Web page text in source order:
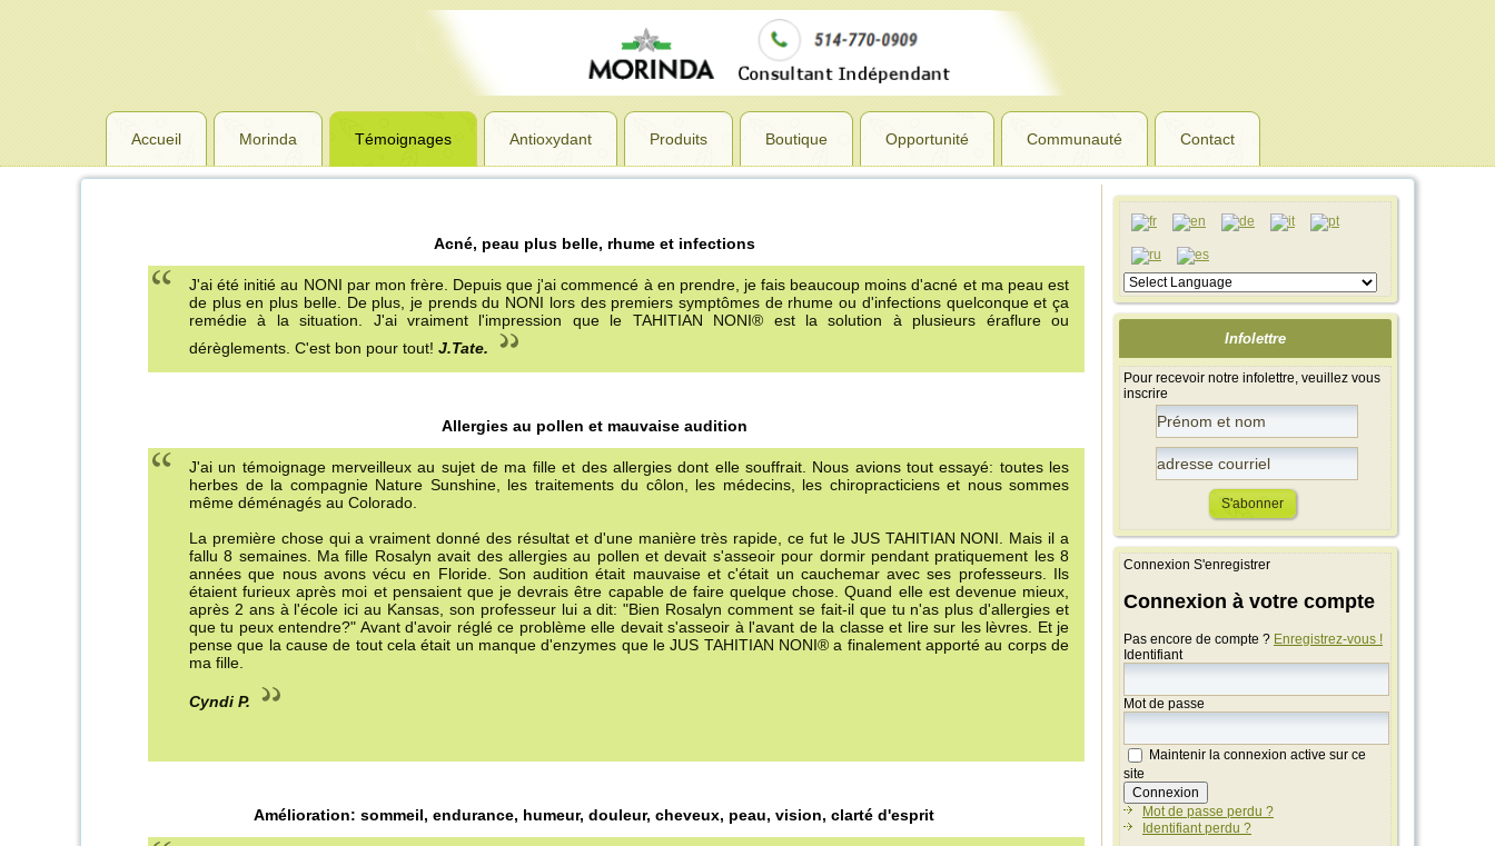
Accueil Morinda Témoignages Antioxydant Produits Boutique Opportunité Communauté Contact
Acné, peau plus belle, rhume et infections
J'ai été initié au NONI par mon frère. Depuis que j'ai commencé à en prendre, je fais beaucoup moins d'acné et ma peau est
de plus en plus belle. De plus, je prends du NONI lors des premiers symptômes de rhume ou d'infections quelconque et ça
remédie à la situation. J'ai vraiment l'impression que le TAHITIAN NONI® est la solution à plusieurs éraflure ou
dérèglements. C'est bon pour tout! J.Tate.
Allergies au pollen et mauvaise audition
J'ai un témoignage merveilleux au sujet de ma fille et des allergies dont elle souffrait. Nous avions tout essayé: toutes les
herbes de la compagnie Nature Sunshine, les traitements du côlon, les médecins, les chiropracticiens et nous sommes
même déménagés au Colorado.
La première chose qui a vraiment donné des résultat et d'une manière très rapide, ce fut le JUS TAHITIAN NONI. Mais il a
fallu 8 semaines. Ma fille Rosalyn avait des allergies au pollen et devait s'asseoir pour dormir pendant pratiquement les 8
années que nous avons vécu en Floride. Son audition était mauvaise et c'était un cauchemar avec ses professeurs. Ils
étaient furieux après moi et pensaient que je devrais être capable de faire quelque chose. Quand elle est devenue mieux,
après 2 ans à l'école ici au Kansas, son professeur lui a dit: "Bien Rosalyn comment se fait-il que tu n'as plus d'allergies et
que tu peux entendre?" Avant d'avoir réglé ce problème elle devait s'asseoir à l'avant de la classe et lire sur les lèvres. Et je
pense que la cause de tout cela était un manque d'enzymes que le JUS TAHITIAN NONI® a finalement apporté au corps de
ma fille.
Cyndi P.
Amélioration: sommeil, endurance, humeur, douleur, cheveux, peau, vision, clarté d'esprit
Infolettre
Pour recevoir notre infolettre, veuillez vous
inscrire
Connexion S'enregistrer
Connexion à votre compte
Pas encore de compte ? Enregistrez-vous !
Identifiant
Mot de passe
Maintenir la connexion active sur ce
site
Mot de passe perdu ?
Identifiant perdu ?